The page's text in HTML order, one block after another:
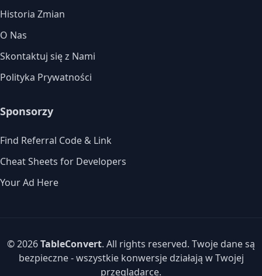
Historia Zmian
O Nas
Skontaktuj się z Nami
Polityka Prywatności
Sponsorzy
Find Referral Code & Link
Cheat Sheets for Developers
Your Ad Here
© 2026TableConvert. All rights reserved. Twoje dane są
bezpieczne - wszystkie konwersje działają w Twojej
przeglądarce.